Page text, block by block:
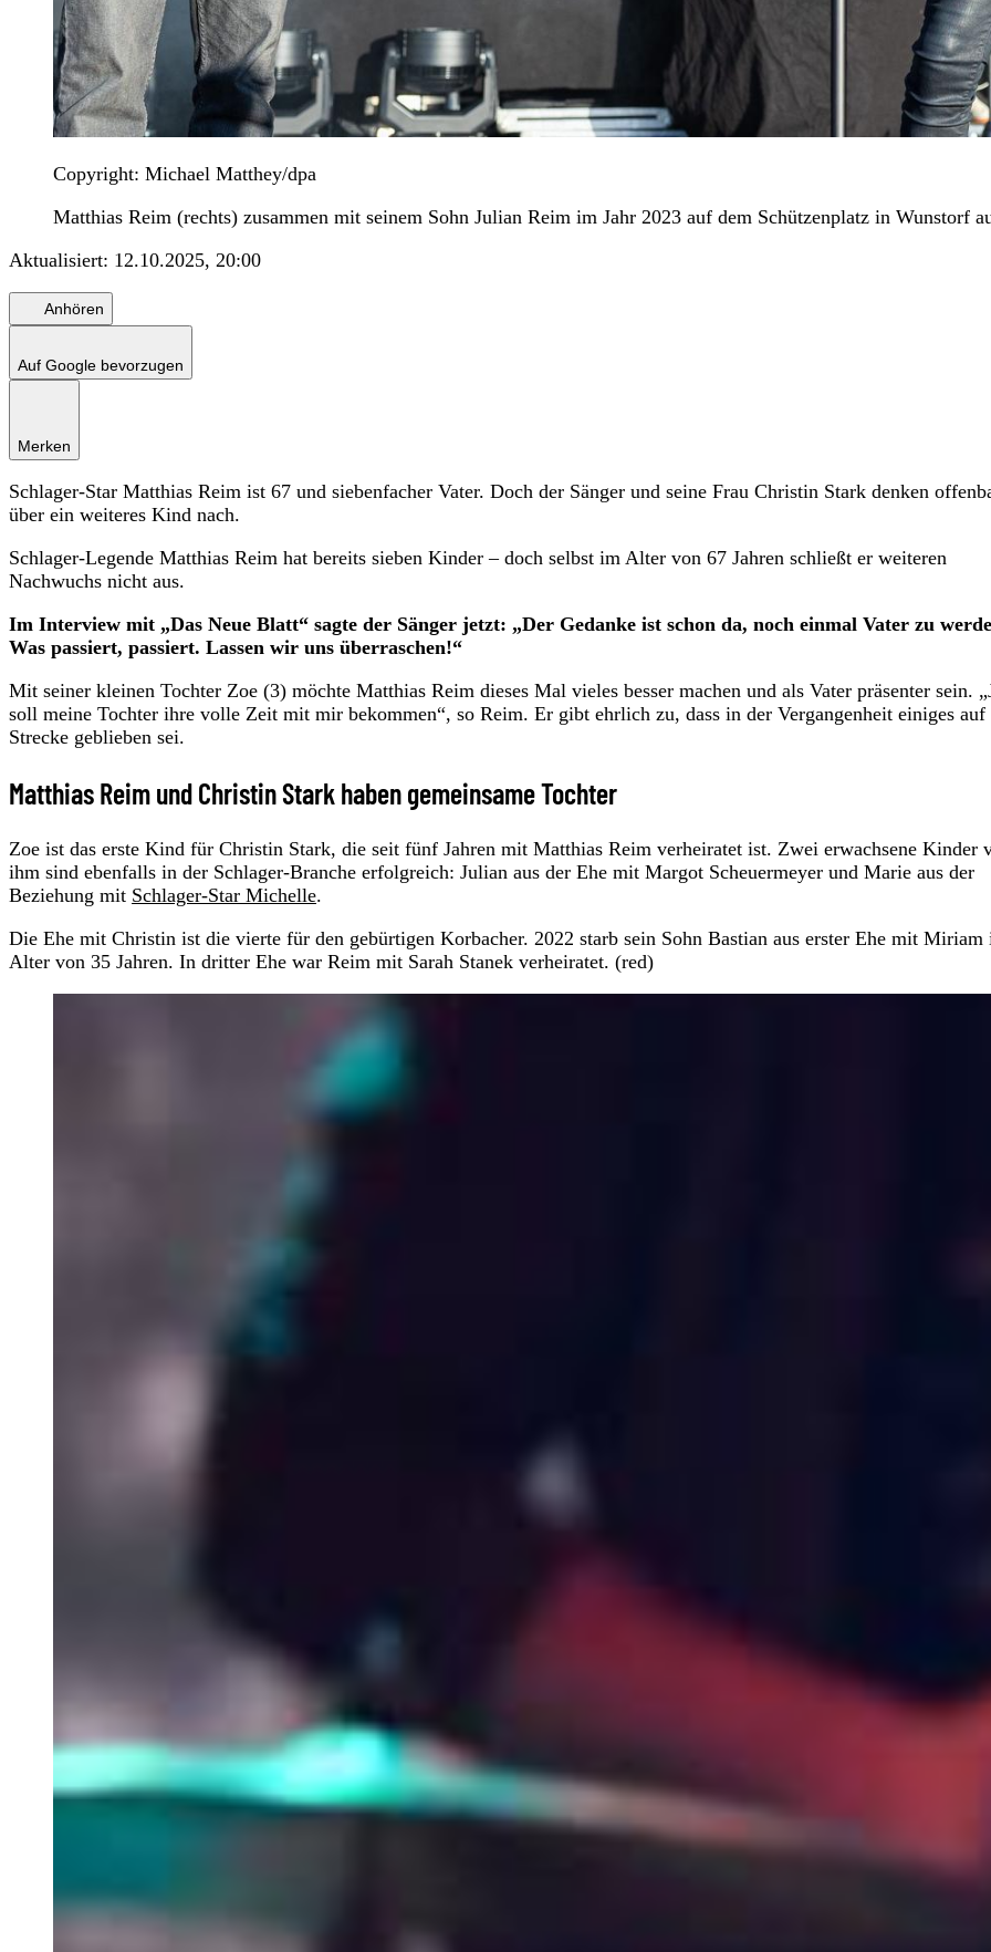
Copyright: Michael Matthey/dpa
Matthias Reim (rechts) zusammen mit seinem Sohn Julian Reim im Jahr 2023 auf dem Schützenplatz in Wunstorf
Aktualisiert: 12.10.2025, 20:00
Anhören
Auf Google bevorzugen
Merken
Schlager-Star Matthias Reim ist 67 und siebenfacher Vater. Doch der Sänger und seine Frau Christin Stark denken
über ein weiteres Kind nach.
Schlager-Legende Matthias Reim hat bereits sieben Kinder – doch selbst im Alter von 67 Jahren schließt er weiteren
Nachwuchs nicht aus.
Im Interview mit „Das Neue Blatt“ sagte der Sänger jetzt: „Der Gedanke ist schon da, noch einmal Vater zu
Was passiert, passiert. Lassen wir uns überraschen!“
Mit seiner kleinen Tochter Zoe (3) möchte Matthias Reim dieses Mal vieles besser machen und als Vater präsenter sein.
soll meine Tochter ihre volle Zeit mit mir bekommen“, so Reim. Er gibt ehrlich zu, dass in der Vergangenheit einiges auf
Strecke geblieben sei.
Matthias Reim und Christin Stark haben gemeinsame Tochter
Zoe ist das erste Kind für Christin Stark, die seit fünf Jahren mit Matthias Reim verheiratet ist. Zwei erwachsene Kinder
ihm sind ebenfalls in der Schlager-Branche erfolgreich: Julian aus der Ehe mit Margot Scheuermeyer und Marie aus der
Beziehung mit Schlager-Star Michelle.
Die Ehe mit Christin ist die vierte für den gebürtigen Korbacher. 2022 starb sein Sohn Bastian aus erster Ehe mit Miriam
Alter von 35 Jahren. In dritter Ehe war Reim mit Sarah Stanek verheiratet. (red)